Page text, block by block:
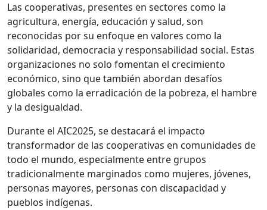
Las cooperativas, presentes en sectores como la
agricultura, energía, educación y salud, son
reconocidas por su enfoque en valores como la
solidaridad, democracia y responsabilidad social. Estas
organizaciones no solo fomentan el crecimiento
económico, sino que también abordan desafíos
globales como la erradicación de la pobreza, el hambre
y la desigualdad.
Durante el AIC2025, se destacará el impacto
transformador de las cooperativas en comunidades de
todo el mundo, especialmente entre grupos
tradicionalmente marginados como mujeres, jóvenes,
personas mayores, personas con discapacidad y
pueblos indígenas.